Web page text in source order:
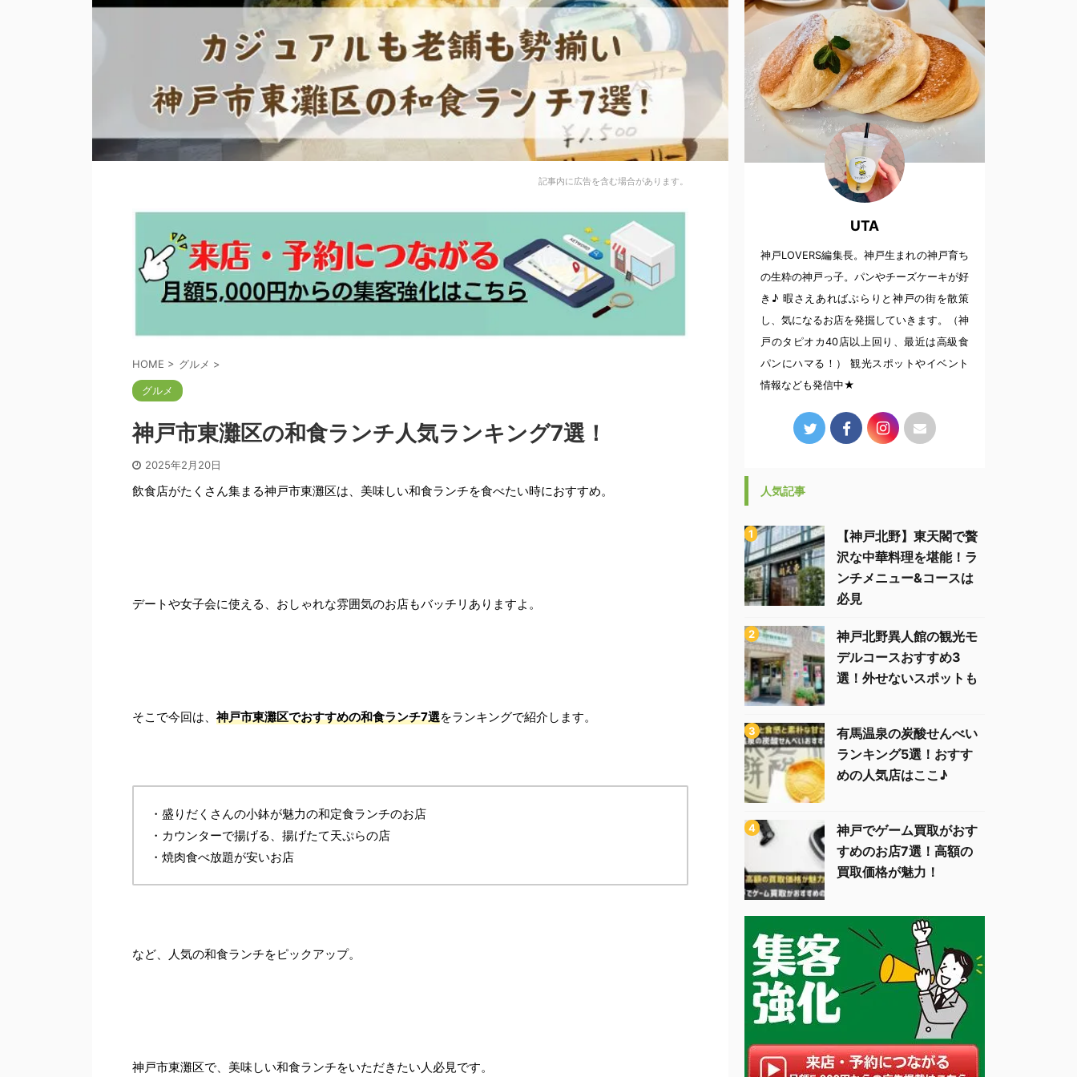
記事内に広告を含む場合があります。
HOME > グルメ >
グルメ
神戸市東灘区の和食ランチ人気ランキング7選！
2025年2月20日
飲食店がたくさん集まる神戸市東灘区は、美味しい和食ランチを食べたい時におすすめ。
デートや女子会に使える、おしゃれな雰囲気のお店もバッチリありますよ。
そこで今回は、 神戸市東灘区でおすすめの和食ランチ7選をランキングで紹介します。
・盛りだくさんの小鉢が魅力の和定食ランチのお店
・カウンターで揚げる、揚げたて天ぷらの店
・焼肉食べ放題が安いお店
など、人気の和食ランチをピックアップ。
神戸市東灘区で、美味しい和食ランチをいただきたい人必見です。
UTA
神戸LOVERS編集長。神戸生まれの神戸育ち
の生粋の神戸っ子。パンやチーズケーキが好
き♪ 暇さえあればぶらりと神戸の街を散策
し、気になるお店を発掘していきます。（神
戸のタピオカ40店以上回り、最近は高級食
パンにハマる！） 観光スポットやイベント
情報なども発信中★
人気記事
【神戸北野】東天閣で贅
沢な中華料理を堪能！ラ
ンチメニュー&コースは
必見
神戸北野異人館の観光モ
デルコースおすすめ3
選！外せないスポットも
有馬温泉の炭酸せんべい
ランキング5選！おすす
めの人気店はここ♪
神戸でゲーム買取がおす
すめのお店7選！高額の
買取価格が魅力！